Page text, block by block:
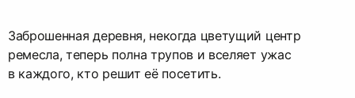
Заброшенная деревня, некогда цветущий центр
ремесла, теперь полна трупов и вселяет ужас
в каждого, кто решит её посетить.